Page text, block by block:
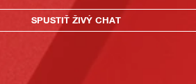
SPUSTIŤ ŽIVÝ CHAT